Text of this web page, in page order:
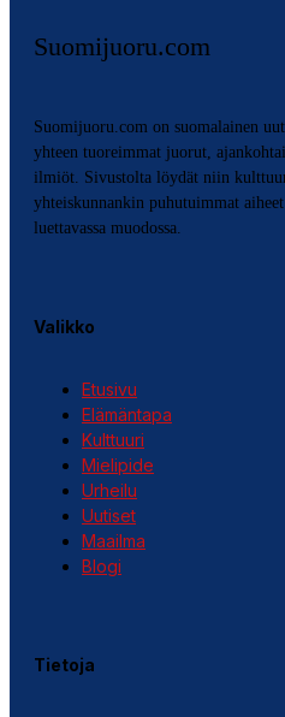
Suomijuoru.com
Suomijuoru.com on suomalainen
yhteen tuoreimmat juorut,
ilmiöt. Sivustolta löydät niin
yhteiskunnankin puhutuimmat
luettavassa muodossa.
Valikko
Etusivu
Elämäntapa
Kulttuuri
Mielipide
Urheilu
Uutiset
Maailma
Blogi
Tietoja